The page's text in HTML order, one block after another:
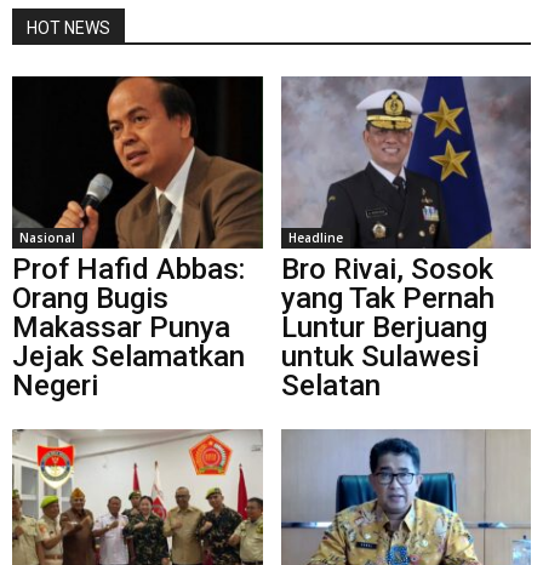
HOT NEWS
Nasional
Prof Hafid Abbas:
Orang Bugis
Makassar Punya
Jejak Selamatkan
Negeri
Headline
Bro Rivai, Sosok
yang Tak Pernah
Luntur Berjuang
untuk Sulawesi
Selatan